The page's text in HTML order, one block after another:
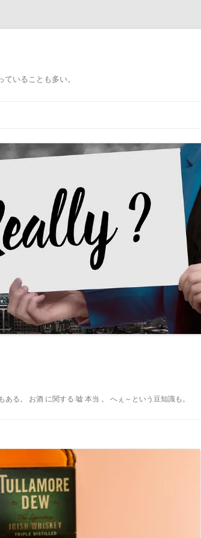
いることも多い。
る。 お酒 に関する 嘘 本当 。 へぇ～という豆知識も。